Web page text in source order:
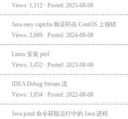
Views: 1,112 · Posted: 2025-08-08
Java easy captcha 验证码在 CentOS 上报错
Views: 2,669 · Posted: 2024-08-08
Linux 安装 perf
Views: 3,452 · Posted: 2023-08-08
IDEA Debug Stream 流
Views: 3,854 · Posted: 2022-08-08
Java jcmd 命令获取运行中的 Java 进程